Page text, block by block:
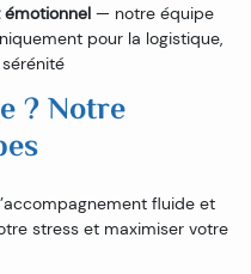
— notre équipe
pour la logistique,
? Notre
fluide et
stress et maximiser votre